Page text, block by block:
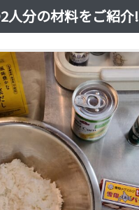
人分の材料をご紹介!